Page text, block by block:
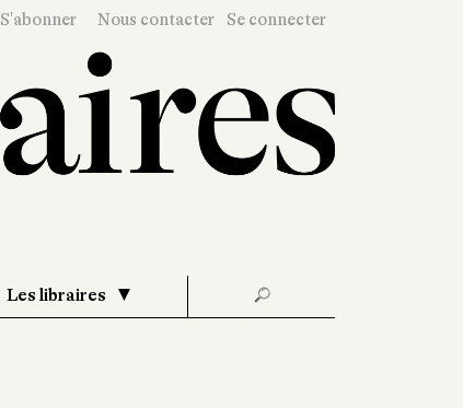
S'abonner Nous contacter Se connecter
Les libraires 🔎